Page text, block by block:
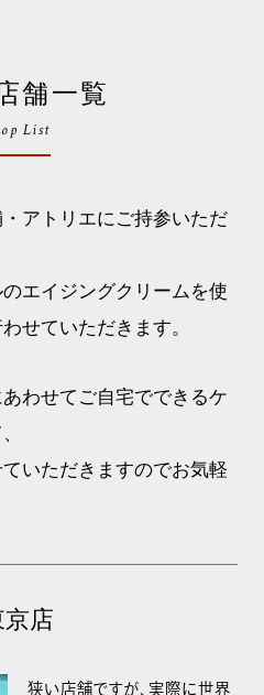
舗一覧
List
アトリエにご持参いただ
エイジングクリームを使
せていただきます。
わせてご自宅でできるケ
いただきますのでお気軽
京店
狭い店舗ですが、実際に世界